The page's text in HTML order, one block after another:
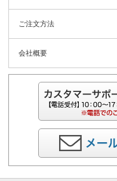
ご注文方法
会社概要